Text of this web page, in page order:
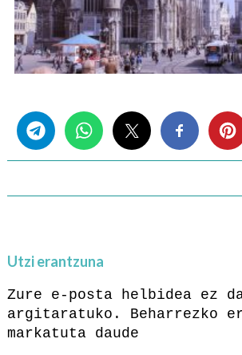
Utzi erantzuna
Zure e-posta helbidea ez
argitaratuko.
Beharrezko
markatuta daude